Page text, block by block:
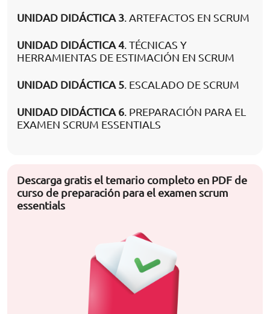
UNIDAD DIDÁCTICA 3. ARTEFACTOS EN SCRUM
UNIDAD DIDÁCTICA 4. TÉCNICAS Y
HERRAMIENTAS DE ESTIMACIÓN EN SCRUM
UNIDAD DIDÁCTICA 5. ESCALADO DE SCRUM
UNIDAD DIDÁCTICA 6. PREPARACIÓN PARA EL
EXAMEN SCRUM ESSENTIALS
Descarga gratis el temario completo en PDF de
curso de preparación para el examen scrum
essentials